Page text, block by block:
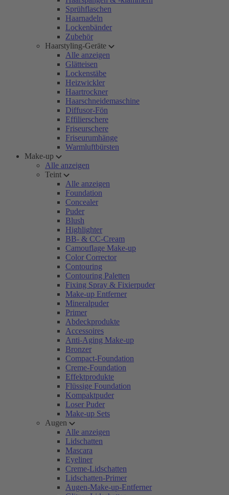
Sprühflaschen
Haarnadeln
Lockenbänder
Zubehör
Haarstyling-Geräte
Alle anzeigen
Glätteisen
Lockenstäbe
Heizwickler
Haartrockner
Haarschneidemaschine
Diffusor-Fön
Effilierschere
Friseurschere
Friseurumhänge
Warmluftbürsten
Make-up
Alle anzeigen
Teint
Alle anzeigen
Foundation
Concealer
Puder
Blush
Highlighter
BB- & CC-Cream
Camouflage Make-up
Color Corrector
Contouring
Contouring Paletten
Fixing Spray & Fixierpuder
Make-up Entferner
Mineralpuder
Primer
Abdeckprodukte
Accessoires
Anti-Aging Make-up
Bronzer
Compact-Foundation
Creme-Foundation
Effektprodukte
Flüssige Foundation
Kompaktpuder
Loser Puder
Make-up Sets
Augen
Alle anzeigen
Lidschatten
Mascara
Eyeliner
Creme-Lidschatten
Lidschatten-Primer
Augen-Make-up-Entferner